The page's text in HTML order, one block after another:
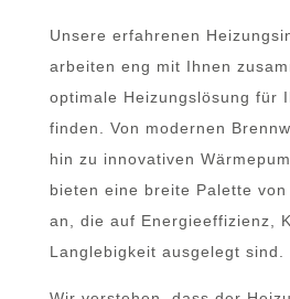
Unsere erfahrenen
arbeiten eng mit Ihnen
optimale Heizungslösung für
finden. Von modernen
hin zu innovativen
bieten eine breite Palette von
an, die auf Energieeffizienz,
Langlebigkeit ausgelegt sind.